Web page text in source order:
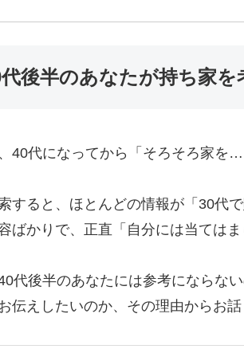
後半のあなたが持ち家を
40代になってから「そろそろ家を
すると、ほとんどの情報が「30代
ばかりで、正直「自分には当てはま
代後半のあなたには参考にならな
伝えしたいのか、その理由からお話